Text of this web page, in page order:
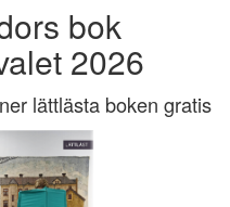
bok
2026
lättlästa boken gratis